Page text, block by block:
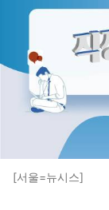
[서울=뉴시스]